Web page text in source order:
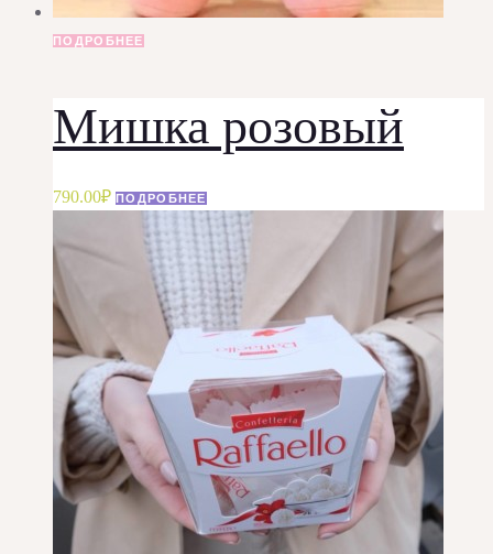
ПОДРОБНЕЕ
Мишка розовый
790.00₽ ПОДРОБНЕЕ